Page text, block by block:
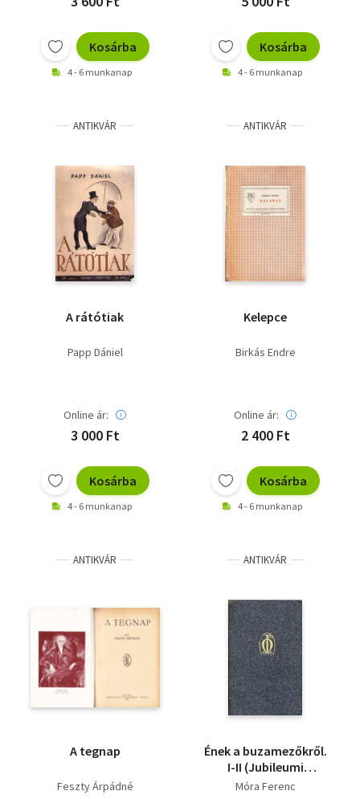
Kosárba
4 - 6 munkanap
Kosárba
4 - 6 munkanap
ANTIKVÁR
A rátótiak
Papp Dániel
Online ár:
3 000 Ft
Kosárba
4 - 6 munkanap
ANTIKVÁR
Kelepce
Birkás Endre
Online ár:
2 400 Ft
Kosárba
4 - 6 munkanap
ANTIKVÁR
A tegnap
Feszty Árpádné
ANTIKVÁR
Ének a buzamezőkről.
I-II (Jubileumi
díszkiadás)
Móra Ferenc